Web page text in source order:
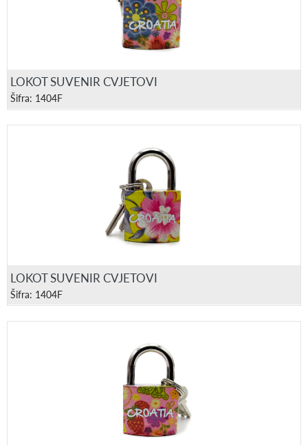
LOKOT SUVENIR CVJETOVI
Šifra: 1404F
LOKOT SUVENIR CVJETOVI
Šifra: 1404F